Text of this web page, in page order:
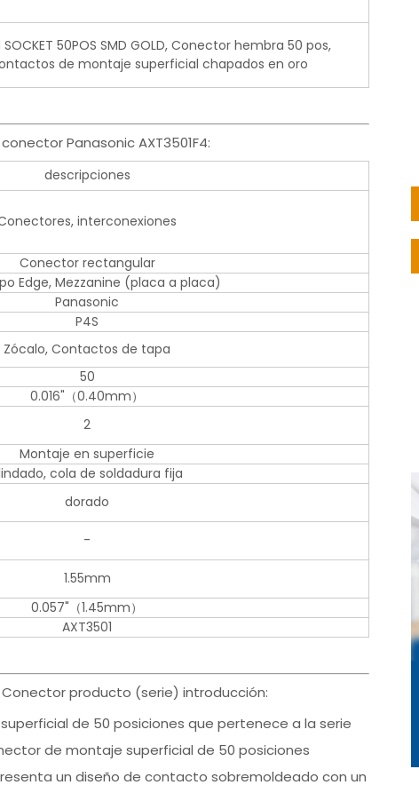
SOCKET 50POS SMD GOLD, Conector hembra 50 pos,
de montaje superficial chapados en oro
Panasonic AXT3501F4:
descripciones
interconexiones
Conector rectangular
Edge, Mezzanine (placa a placa)
Panasonic
P4S
Zócalo, Contactos de tapa
50
0.016"（0.40mm）
2
Montaje en superficie
cola de soldadura fija
dorado
-
1.55mm
0.057"（1.45mm）
AXT3501
Conector producto (serie) introducción:
de 50 posiciones que pertenece a la serie
de montaje superficial de 50 posiciones
un diseño de contacto sobremoldeado con un